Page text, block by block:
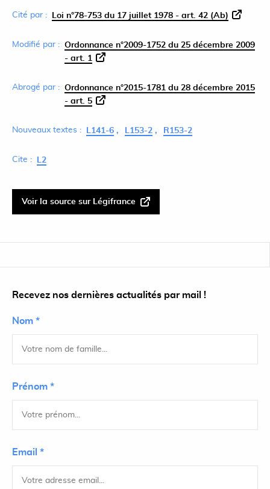
Cité par : Loi n°78-753 du 17 juillet 1978 - art. 42 (Ab)
Modifié par : Ordonnance n°2009-1752 du 25 décembre 2009
- art. 1
Abrogé par : Ordonnance n°2015-1781 du 28 décembre 2015
- art. 5
Nouveaux textes : L141-6 L153-2 R153-2
Cite : L2
Voir la source sur Légifrance
Recevez nos dernières actualités par mail !
Nom *
Prénom *
Email *